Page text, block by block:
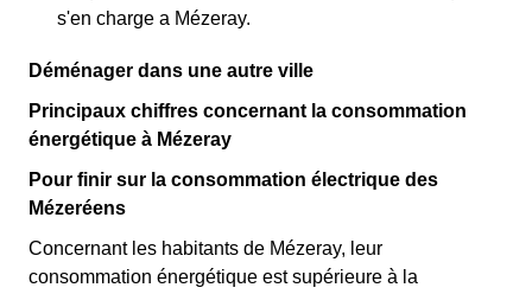
s'en charge a Mézeray.
Déménager dans une autre ville
Principaux chiffres concernant la consommation
énergétique à Mézeray
Pour finir sur la consommation électrique des
Mézeréens
Concernant les habitants de Mézeray, leur
consommation énergétique est supérieure à la